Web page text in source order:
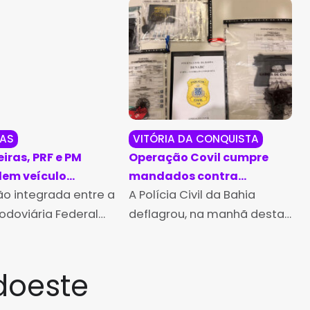
PRF e PM
veículo
integrada entre a
Federal
de um
Onix clonado e na
VITÓRIA DA CONQUISTA
Operação Covil cumpre
mandados contra
investigado por tráfico de
drogas em Vitória da
A Polícia Civil da Bahia
deflagrou, na manhã desta